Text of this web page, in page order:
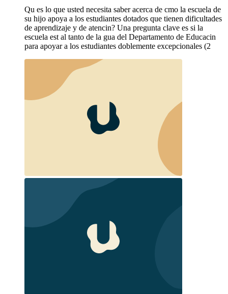
Qu es lo que usted necesita saber acerca de cmo la escuela de
su hijo apoya a los estudiantes dotados que tienen dificultades
de aprendizaje y de atencin? Una pregunta clave es si la
escuela est al tanto de la gua del Departamento de Educacin
para apoyar a los estudiantes doblemente excepcionales (2